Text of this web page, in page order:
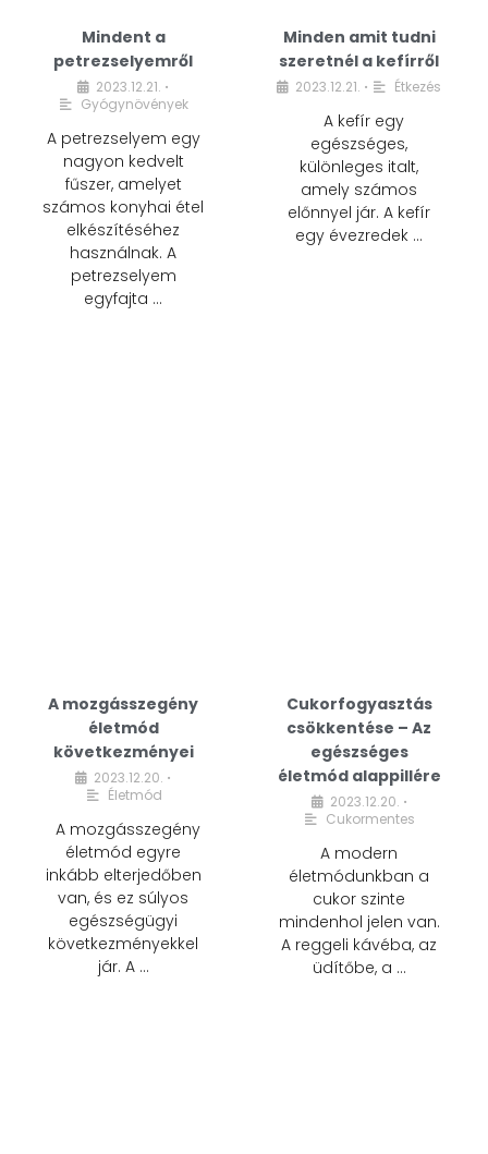
Mindent a
petrezselyemről
2023.12.21. •
Gyógynövények
A petrezselyem egy
nagyon kedvelt
fűszer, amelyet
számos konyhai étel
elkészítéséhez
használnak. A
petrezselyem
egyfajta …
Minden amit tudni
szeretnél a kefírről
2023.12.21. • Étkezés
A kefír egy
egészséges,
különleges italt,
amely számos
előnnyel jár. A kefír
egy évezredek …
A mozgásszegény
életmód
következményei
2023.12.20. •
Életmód
A mozgásszegény
életmód egyre
inkább elterjedőben
van, és ez súlyos
egészségügyi
következményekkel
jár. A …
Cukorfogyasztás
csökkentése – Az
egészséges
életmód alappillére
2023.12.20. •
Cukormentes
A modern
életmódunkban a
cukor szinte
mindenhol jelen van.
A reggeli kávéba, az
üdítőbe, a …